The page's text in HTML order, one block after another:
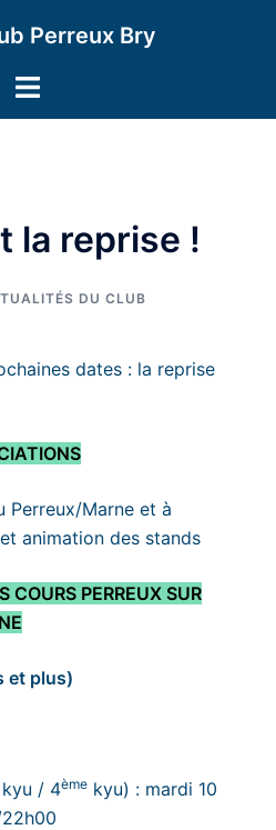
Perreux Bry
Ouvrir/fermer
la reprise !
DU CLUB
dates : la reprise
Perreux/Marne et à
animation des stands
COURS PERREUX SUR
et plus)
kyu / 4ème kyu) : mardi 10